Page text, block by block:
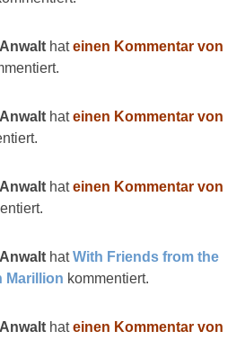
hateinen Kommentar von
hateinen Kommentar von
hateinen Kommentar von
hatWith Friends from the
Marillion kommentiert.
hateinen Kommentar von